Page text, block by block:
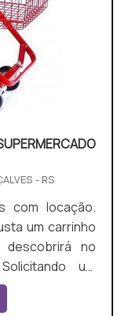
- RS
com locação.
um carrinho
no
um
de divulgação
segmento, a